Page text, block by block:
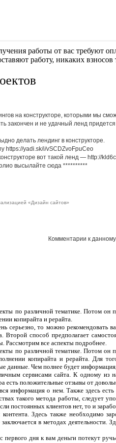
работы от вас требуют
работу, никаких взносов
на конструкторе, которыми мы
закончен и не удачный ленд
делать лендинг в конструкторе.
https://yadi.sk/i/vSCDZvoFpuCeo
вот такой ленд — http://
высылайте сюда **********
«Дизайн сайтов»
Комментарии к данному
по различной тематике. Потом
копирайта и рерайта.
серьезно, то можно рекомендовать
Второй способ предполагает
Рассмотрим все аспекты подробнее.
по различной тематике. Потом
копирайта и рерайта. Для
данные. Чем полнее будет
сервисами сайта. К одному
есть положительные отзывы от
информация о нем. Также здесь
такого метода работы, следует
постоянных клиентов нет, то и
Здесь также необходимо
в методах
дня к вам деньги потекут